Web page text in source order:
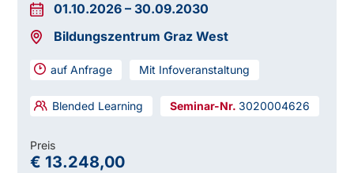
01.10.2026 – 30.09.2030
Bildungszentrum Graz West
auf Anfrage Mit Infoveranstaltung
Blended Learning 3020004626
Preis
€ 13.248,00